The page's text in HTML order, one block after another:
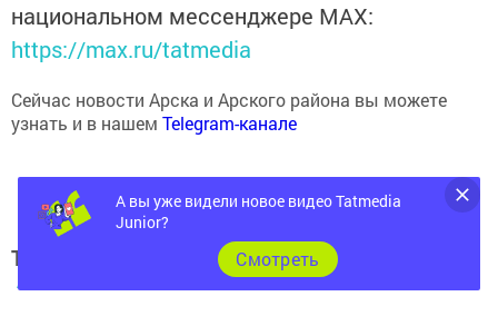
национальном мессенджере MАХ:
https://max.ru/tatmedia
Сейчас новости Арска и Арского района вы можете
узнать и в нашем Telegram-канале
Теги:
АРЧА ХӘБӘРЛӘРЕ
А вы уже видели новое видео Tatmedia
Junior?
Cмотреть